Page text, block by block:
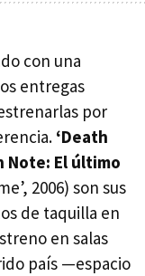
con una
entregas
por
‘Death
Note: El último
2006) son sus
de taquilla en
en salas
país —espacio